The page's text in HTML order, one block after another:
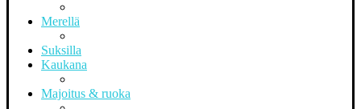
Merellä
Suksilla
Kaukana
Majoitus & ruoka